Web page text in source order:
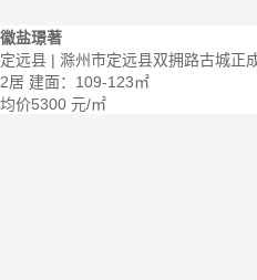
徽盐璟著
定远县 | 滁州市定远县双拥路古城正
2居 建面：109-123㎡
均价5300 元/㎡